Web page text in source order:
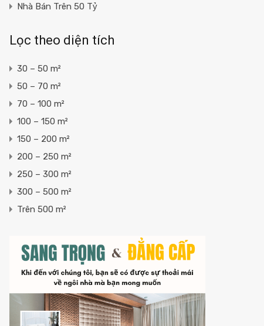
Nhà Bán Trên 50 Tỷ
Lọc theo diện tích
30 – 50 m²
50 – 70 m²
70 – 100 m²
100 – 150 m²
150 – 200 m²
200 – 250 m²
250 – 300 m²
300 – 500 m²
Trên 500 m²